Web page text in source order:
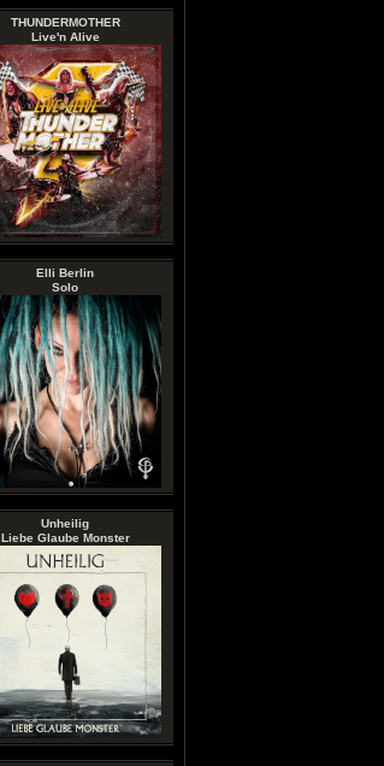
THUNDERMOTHER
Live'n Alive
Elli Berlin
Solo
Unheilig
Liebe Glaube Monster